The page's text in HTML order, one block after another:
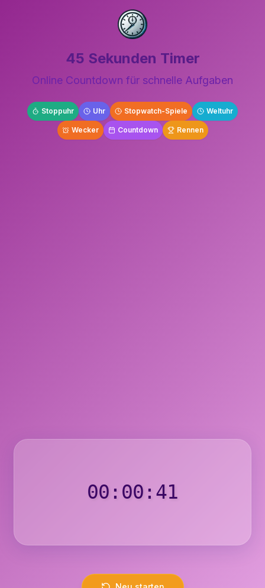
45 Sekunden Timer
Online Countdown für schnelle Aufgaben
Stoppuhr Uhr Stopwatch-Spiele Weltuhr
Wecker Countdown Rennen
00: 00 : 40